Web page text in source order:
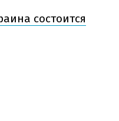
состоится